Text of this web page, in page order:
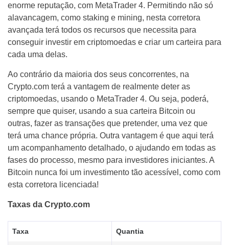
enorme reputação, com MetaTrader 4. Permitindo não só
alavancagem, como staking e mining, nesta corretora
avançada terá todos os recursos que necessita para
conseguir investir em criptomoedas e criar um carteira para
cada uma delas.
Ao contrário da maioria dos seus concorrentes, na
Crypto.com terá a vantagem de realmente deter as
criptomoedas, usando o MetaTrader 4. Ou seja, poderá,
sempre que quiser, usando a sua carteira Bitcoin ou
outras, fazer as transações que pretender, uma vez que
terá uma chance própria. Outra vantagem é que aqui terá
um acompanhamento detalhado, o ajudando em todas as
fases do processo, mesmo para investidores iniciantes. A
Bitcoin nunca foi um investimento tão acessível, como com
esta corretora licenciada!
Taxas da Crypto.com
Taxa Quantia